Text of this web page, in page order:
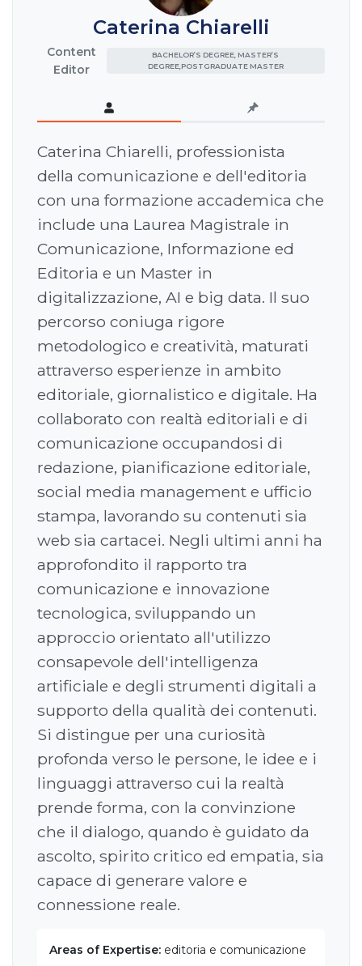
Caterina Chiarelli
Content
Editor
BACHELOR’S DEGREE, MASTER’S
DEGREE,POSTGRADUATE MASTER
Caterina Chiarelli, professionista
della comunicazione e dell'editoria
con una formazione accademica che
include una Laurea Magistrale in
Comunicazione, Informazione ed
Editoria e un Master in
digitalizzazione, AI e big data. Il suo
percorso coniuga rigore
metodologico e creatività, maturati
attraverso esperienze in ambito
editoriale, giornalistico e digitale. Ha
collaborato con realtà editoriali e di
comunicazione occupandosi di
redazione, pianificazione editoriale,
social media management e ufficio
stampa, lavorando su contenuti sia
web sia cartacei. Negli ultimi anni ha
approfondito il rapporto tra
comunicazione e innovazione
tecnologica, sviluppando un
approccio orientato all'utilizzo
consapevole dell'intelligenza
artificiale e degli strumenti digitali a
supporto della qualità dei contenuti.
Si distingue per una curiosità
profonda verso le persone, le idee e i
linguaggi attraverso cui la realtà
prende forma, con la convinzione
che il dialogo, quando è guidato da
ascolto, spirito critico ed empatia, sia
capace di generare valore e
connessione reale.
Areas of Expertise: editoria e comunicazione